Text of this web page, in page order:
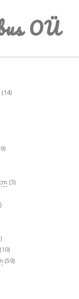
OÜ
(14)
(3)
(10)
(59)